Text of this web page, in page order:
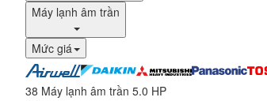
Máy lạnh âm trần
Mức giá
38 Máy lạnh âm trần 5.0 HP